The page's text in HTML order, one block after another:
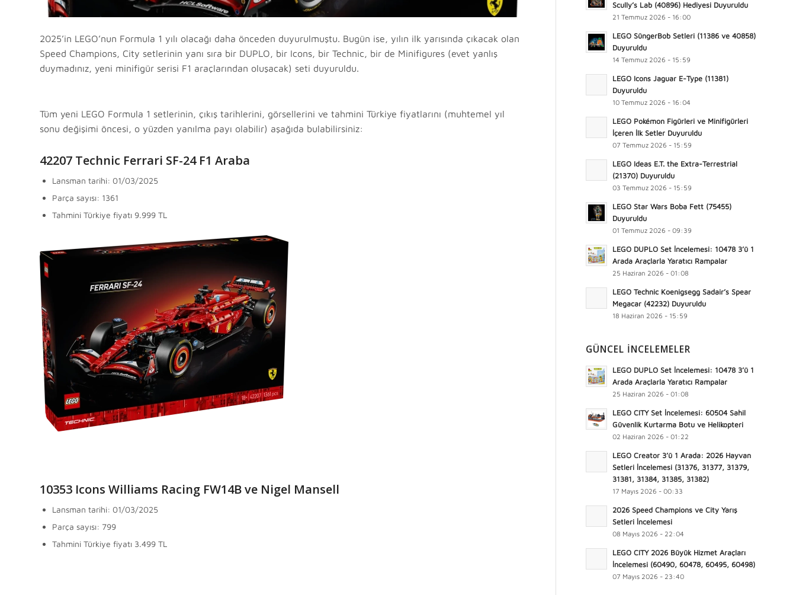
2025’in LEGO’nun Formula 1 yılı olacağı daha önceden duyurulmuştu. Bugün ise, yılın ilk yarısında çıkacak olan
Speed Champions, City setlerinin yanı sıra bir DUPLO, bir Icons, bir Technic, bir de Minifigures (evet yanlış
duymadınız, yeni minifigür serisi F1 araçlarından oluşacak) seti duyuruldu.
Tüm yeni LEGO Formula 1 setlerinin, çıkış tarihlerini, görsellerini ve tahmini Türkiye fiyatlarını (muhtemel yıl
sonu değişimi öncesi, o yüzden yanılma payı olabilir) aşağıda bulabilirsiniz:
42207 Technic Ferrari SF-24 F1 Araba
Lansman tarihi: 01/03/2025
Parça sayısı: 1361
Tahmini Türkiye fiyatı 9.999 TL
10353 Icons Williams Racing FW14B ve Nigel Mansell
Lansman tarihi: 01/03/2025
Parça sayısı: 799
Tahmini Türkiye fiyatı 3.499 TL
Scully’s Lab (40896) Hediyesi Duyuruldu
21 Temmuz 2026 - 16:00
LEGO SüngerBob Setleri (11386 ve 40858)
Duyuruldu
14 Temmuz 2026 - 15:59
LEGO Icons Jaguar E-Type (11381)
Duyuruldu
10 Temmuz 2026 - 16:04
LEGO Pokémon Figürleri ve Minifigürleri
İçeren İlk Setler Duyuruldu
07 Temmuz 2026 - 15:59
LEGO Ideas E.T. the Extra-Terrestrial
(21370) Duyuruldu
03 Temmuz 2026 - 15:59
LEGO Star Wars Boba Fett (75455)
Duyuruldu
01 Temmuz 2026 - 09:39
LEGO DUPLO Set İncelemesi: 10478 3’ü 1
Arada Araçlarla Yaratıcı Rampalar
25 Haziran 2026 - 01:08
LEGO Technic Koenigsegg Sadair’s Spear
Megacar (42232) Duyuruldu
18 Haziran 2026 - 15:59
GÜNCEL İNCELEMELER
LEGO DUPLO Set İncelemesi: 10478 3’ü 1
Arada Araçlarla Yaratıcı Rampalar
25 Haziran 2026 - 01:08
LEGO CITY Set İncelemesi: 60504 Sahil
Güvenlik Kurtarma Botu ve Helikopteri
02 Haziran 2026 - 01:22
LEGO Creator 3’ü 1 Arada: 2026 Hayvan
Setleri İncelemesi (31376, 31377, 31379,
31381, 31384, 31385, 31382)
17 Mayıs 2026 - 00:33
2026 Speed Champions ve City Yarış
Setleri İncelemesi
08 Mayıs 2026 - 22:04
LEGO CITY 2026 Büyük Hizmet Araçları
İncelemesi (60490, 60478, 60495, 60498)
07 Mayıs 2026 - 23:40